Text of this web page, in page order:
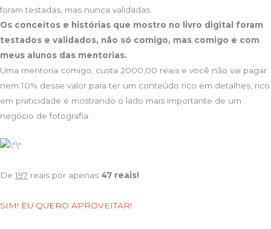
foram testadas, mas nunca validadas.
Os conceitos e histórias que mostro no livro digital foram
testados e validados, não só comigo, mas comigo e com
meus alunos das mentorias.
Uma mentoria comigo, custa 2000,00 reais e você não vai pagar
nem 10% desse valor para ter um conteúdo rico em detalhes, rico
em praticidade e mostrando o lado mais importante de um
negócio de fotografia.
De197 reais por apenas 47 reais!
SIM! EU QUERO APROVEITAR!